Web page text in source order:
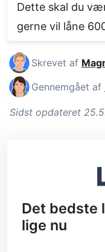
Dette skal du
gerne vil låne
Skrevet af
Gennemgået af
Sidst opdateret
Det bedste
lige nu